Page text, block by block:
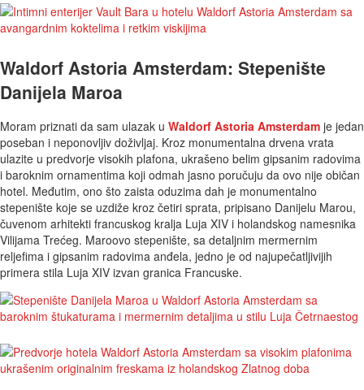
Waldorf Astoria Amsterdam: Stepenište
Danijela Maroa
Moram priznati da sam ulazak u Waldorf Astoria Amsterdam je jedan
poseban i neponovljiv doživljaj. Kroz monumentalna drvena vrata
ulazite u predvorje visokih plafona, ukrašeno belim gipsanim radovima
i baroknim ornamentima koji odmah jasno poručuju da ovo nije običan
hotel. Međutim, ono što zaista oduzima dah je monumentalno
stepenište koje se uzdiže kroz četiri sprata, pripisano Danijelu Marou,
čuvenom arhitekti francuskog kralja Luja XIV i holandskog namesnika
Vilijama Trećeg. Maroovo stepenište, sa detaljnim mermernim
reljefima i gipsanim radovima anđela, jedno je od najupečatljivijih
primera stila Luja XIV izvan granica Francuske.